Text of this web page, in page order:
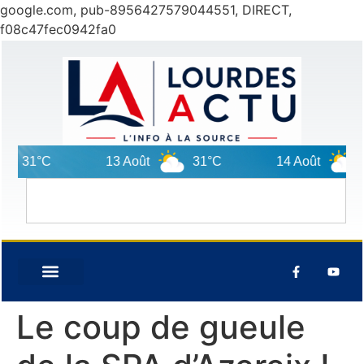
google.com, pub-8956427579044551, DIRECT,
f08c47fec0942fa0
31°C 13 Août 31°C 14 Août
Le coup de gueule